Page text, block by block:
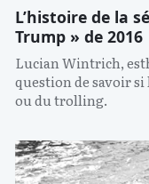
L’histoire de la
Trump » de 2016
Lucian Wintrich,
question de savoir
ou du trolling.